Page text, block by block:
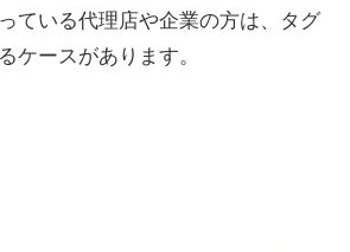
ている代理店や企業の方は、タグ
ケースがあります。